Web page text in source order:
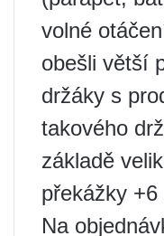
volné
obešli větší
držáky s
takového
základě
překážky +6
Na